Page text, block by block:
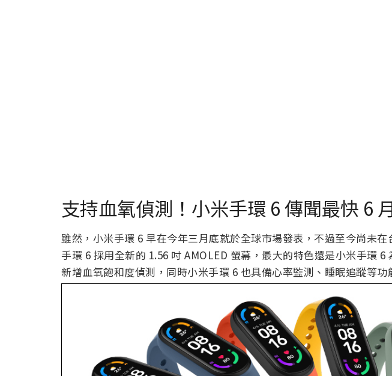
支持血氧偵測！小米手環 6 傳聞最快 6
雖然，小米手環 6 早在今年三月底就於全球市場發表，不過至今尚未
手環 6 採用全新的 1.56 吋 AMOLED 螢幕，最大的特色還是小米手環 6
新增血氧飽和度偵測，同時小米手環 6 也具備心率監測、睡眠追蹤等功